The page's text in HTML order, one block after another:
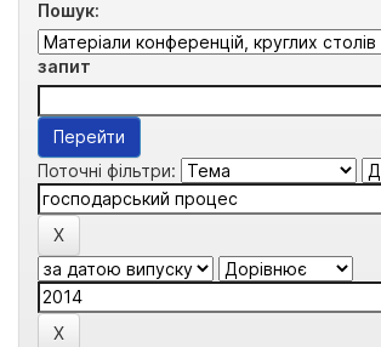
Пошук:
запит
Поточні фільтри: